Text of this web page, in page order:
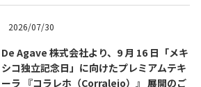
プライバシーポリシー サイトマップ
2026/07/30
De Agave 株式会社より、9 月 16 日「メキ
シコ独立記念日」に向けたプレミアムテキ
ーラ 『コラレホ（Corralejo）』 展開のご